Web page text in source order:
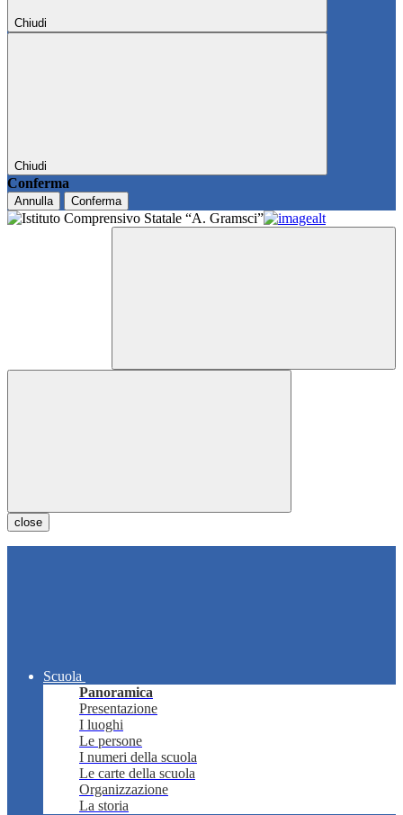
Chiudi
Chiudi
Conferma
Annulla Conferma
close
Scuola
Panoramica
Presentazione
I luoghi
Le persone
I numeri della scuola
Le carte della scuola
Organizzazione
La storia